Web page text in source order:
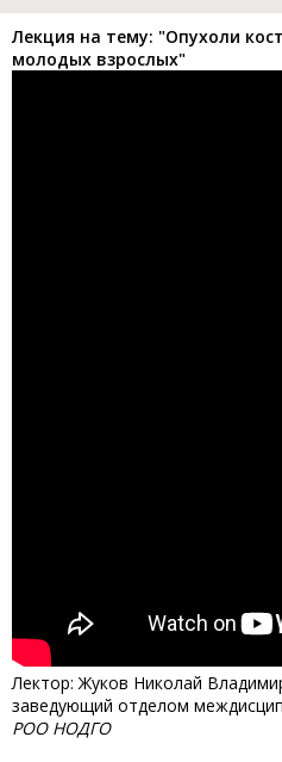
Лекция на тему: "Опухоли
молодых взрослых"
Лектор: Жуков Николай
заведующий отделом
РОО НОДГО